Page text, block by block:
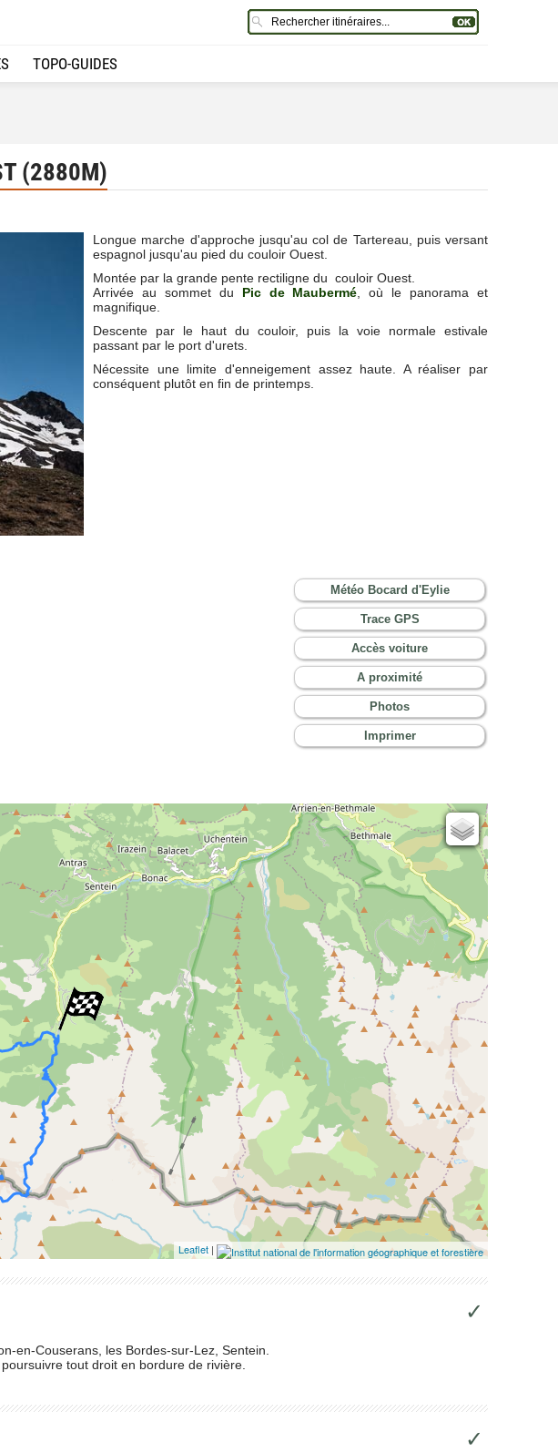
TOPO-GUIDES
(2880M)
Longue marche d'approche jusqu'au col de Tartereau, puis versant
espagnol jusqu'au pied du couloir Ouest.
Montée par la grande pente rectiligne du couloir Ouest.
Arrivée au sommet du Pic de Maubermé , où le panorama et
magnifique.
Descente par le haut du couloir, puis la voie normale estivale
passant par le port d'urets.
Nécessite une limite d'enneigement assez haute. A réaliser par
conséquent plutôt en fin de printemps.
Météo Bocard d'Eylie
Trace GPS
Accès voiture
A proximité
Photos
Imprimer
Cartes IGN
Open Topo Map
Open Street Map
ESRI Word Imagery
Photographies aériennes
Leaflet |
✓
en-Couserans, les Bordes-sur-Lez, Sentein.
tout droit en bordure de rivière.
✓